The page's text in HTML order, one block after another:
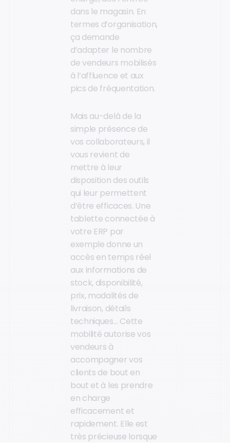
dans le magasin. En
termes d’organisation,
ça demande
d’adapter le nombre
de vendeurs mobilisés
à l’affluence et aux
pics de fréquentation.
Mais au-delà de la
simple présence de
vos collaborateurs, il
vous revient de
mettre à leur
disposition des outils
qui leur permettent
d’être efficaces. Une
tablette connectée à
votre ERP par
exemple donne un
accès en temps réel
aux informations de
stock, disponibilité,
prix, modalités de
livraison, détails
techniques… Cette
mobilité autorise vos
vendeurs à
accompagner vos
clients de bout en
bout et à les prendre
en charge
efficacement et
rapidement. Elle est
très précieuse lorsque